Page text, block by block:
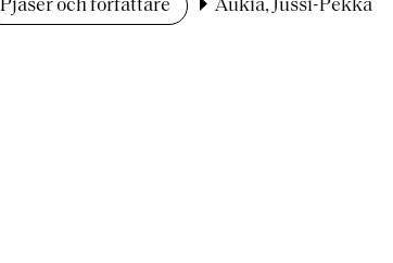
Pjäser och författare Aukia, Jussi-Pekka